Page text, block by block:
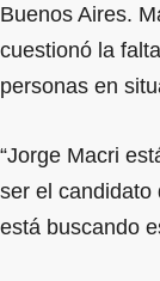
Buenos Aires.
cuestionó la
personas en
“Jorge Macri
ser el candidato
está buscando